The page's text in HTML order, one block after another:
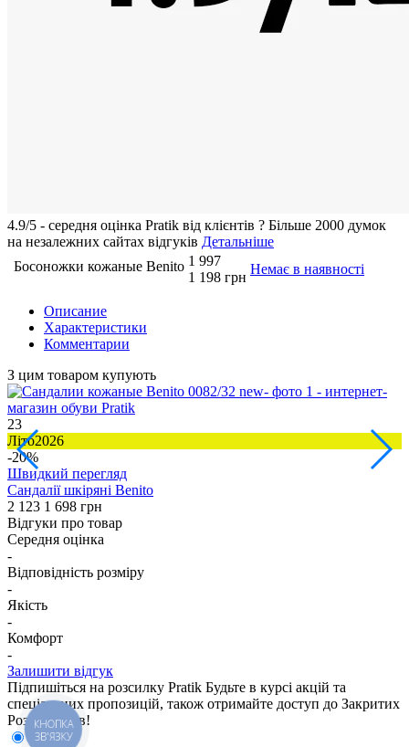
4.9/5 - середня оцiнка Pratik вiд клієнтів ? Більше 2000 думок
на незалежних сайтах відгуків Детальніше
Босоножки кожаные Benito 1 997
1 198 грн
Немає в наявності
Описание
Характеристики
Комментарии
З цим товаром купують
23
Літо2026
-20%
Швидкий перегляд
Сандалії шкіряні Benito
2 123 1 698 грн
Відгуки про товар
Середня оцінка
-
Відповідність розміру
-
Якість
-
Комфорт
-
Залишити відгук
Підпишіться на розсилку Pratik Будьте в курсі акцій та
спеціальних пропозицій, також отримайте доступ до Закритих
Розпродажiв!
Для неї
КНОПКА
ЗВ'ЯЗКУ